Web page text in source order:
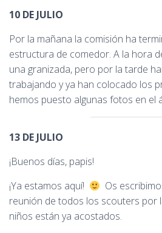
10 DE JULIO
Por la mañana la comisión ha
estructura de comedor. A la hora
una granizada, pero por la tarde
trabajando y ya han colocado los
hemos puesto algunas fotos en el
13 DE JULIO
¡Buenos días, papis!
¡Ya estamos aquí!
Os
reunión de todos los scouters por
niños están ya acostados.